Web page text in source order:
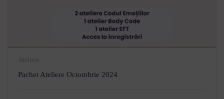
Ateliere
Pachet Ateliere Octombrie 2024